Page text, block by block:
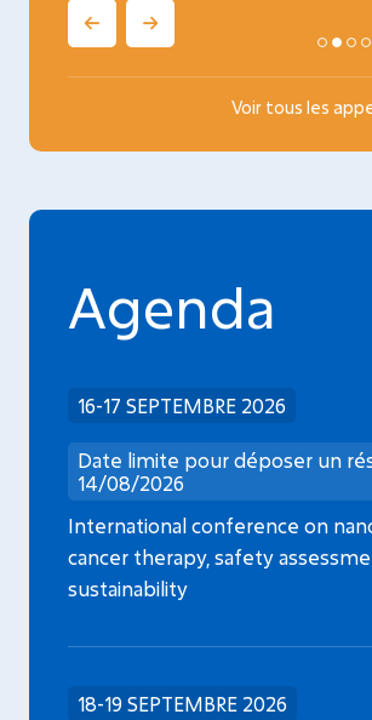
Voir tous les
Agenda
16-17 SEPTEMBRE 2026
Date limite pour déposer un
14/08/2026
International conference on
cancer therapy, safety
sustainability
18-19 SEPTEMBRE 2026